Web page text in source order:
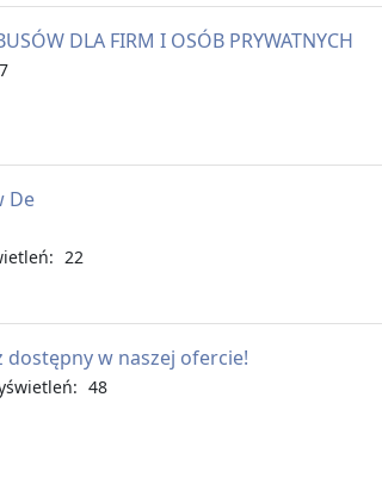
DLA FIRM I OSÓB PRYWATNYCH
De
22
w naszej ofercie!
48